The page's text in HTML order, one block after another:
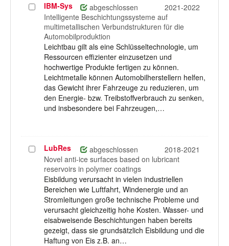
Projekt
auswählen
IBM-Sys abgeschlossen
2021-2022
Intelligente Beschichtungssysteme auf
multimetallischen Verbundstrukturen für die
Automobilproduktion
Leichtbau gilt als eine Schlüsseltechnologie, um
Ressourcen effizienter einzusetzen und
hochwertige Produkte fertigen zu können.
Leichtmetalle können Automobilherstellern helfen,
das Gewicht ihrer Fahrzeuge zu reduzieren, um
den Energie- bzw. Treibstoffverbrauch zu senken,
und insbesondere bei Fahrzeugen,…
Projekt
auswählen
LubRes abgeschlossen
2018-2021
Novel anti-ice surfaces based on lubricant
reservoirs in polymer coatings
Eisbildung verursacht in vielen industriellen
Bereichen wie Luftfahrt, Windenergie und an
Stromleitungen große technische Probleme und
verursacht gleichzeitig hohe Kosten. Wasser- und
eisabweisende Beschichtungen haben bereits
gezeigt, dass sie grundsätzlich Eisbildung und die
Haftung von Eis z.B. an…